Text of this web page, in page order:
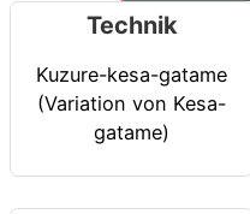
Technik
Kuzure-kesa-gatame
(Variation von Kesa-
gatame)